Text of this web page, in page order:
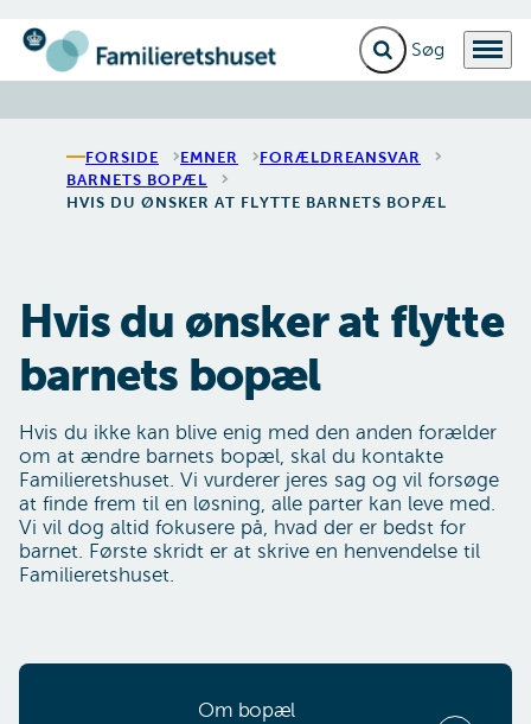
Gå til forsiden Fold søgefelt ud
Menu
FORSIDE EMNER
FORÆLDREANSVAR
BARNETS BOPÆL
HVIS DU ØNSKER AT FLYTTE BARNETS BOPÆL
Hvis du ønsker at flytte
barnets bopæl
Hvis du ikke kan blive enig med den anden forælder
om at ændre barnets bopæl, skal du kontakte
Familieretshuset. Vi vurderer jeres sag og vil forsøge
at finde frem til en løsning, alle parter kan leve med.
Vi vil dog altid fokusere på, hvad der er bedst for
barnet. Første skridt er at skrive en henvendelse til
Familieretshuset.
Om bopæl